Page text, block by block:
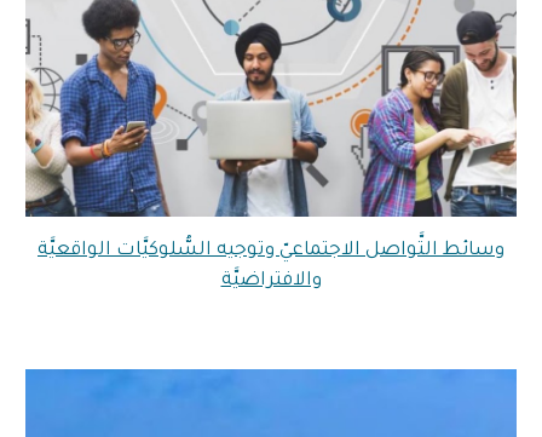
وسائط التَّواصل الاجتماعيّ وتوجيه السُّلوكيَّات الواقعيَّة
والافتراضيَّة